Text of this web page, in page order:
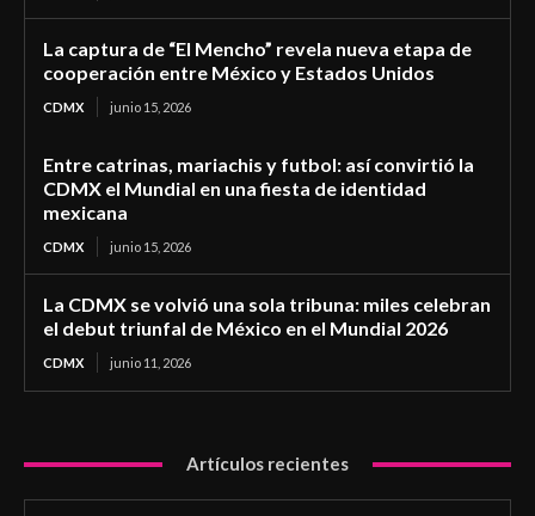
La captura de “El Mencho” revela nueva etapa de
cooperación entre México y Estados Unidos
CDMX junio 15, 2026
Entre catrinas, mariachis y futbol: así convirtió la
CDMX el Mundial en una fiesta de identidad
mexicana
CDMX junio 15, 2026
La CDMX se volvió una sola tribuna: miles celebran
el debut triunfal de México en el Mundial 2026
CDMX junio 11, 2026
Artículos recientes